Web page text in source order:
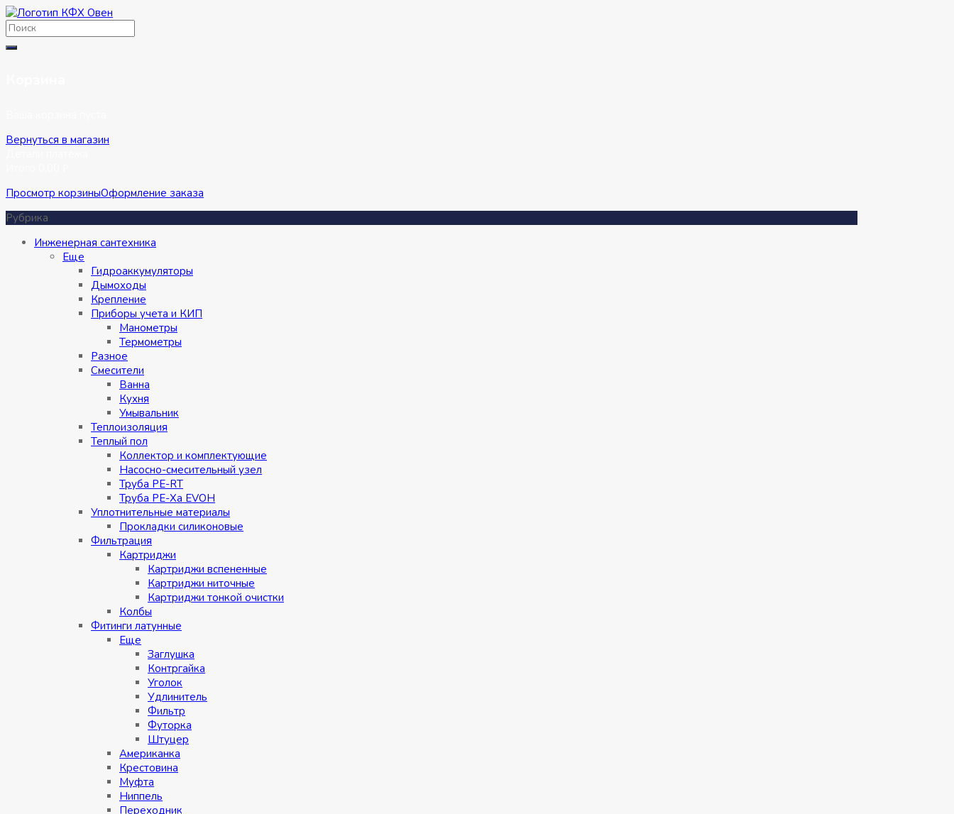
Перейти
к
содержимому
Вернуться в магазин
Просмотр корзиныОформление заказа
Рубрика
Инженерная сантехника
Eще
Гидроаккумуляторы
Дымоходы
Крепление
Приборы учета и КИП
Манометры
Термометры
Разное
Смесители
Ванна
Кухня
Умывальник
Теплоизоляция
Теплый пол
Коллектор и комплектующие
Насосно-смесительный узел
Труба PE-RT
Труба PE-Xa EVOH
Уплотнительные материалы
Прокладки силиконовые
Фильтрация
Картриджи
Картриджи вспененные
Картриджи ниточные
Картриджи тонкой очистки
Колбы
Фитинги латунные
Eщe
Заглушка
Контргайка
Уголок
Удлинитель
Фильтр
Футорка
Штуцер
Американка
Крестовина
Муфта
Ниппель
Переходник